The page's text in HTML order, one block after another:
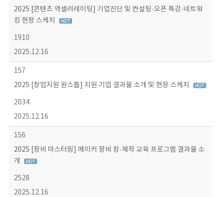
2025 [콘텐츠 액셀러레이팅] 기업진단 및 컨설팅·오픈 특강·네트워
킹 현장 스케치
1910
2025.12.16
157
2025 [창업지원 원스톱] 지원 기업 결과물 소개 및 현장 스케치
2034
2025.12.16
156
2025 [장비 마스터링] 메이커 장비 창·제작 교육 프로그램 결과물 소
개
2528
2025.12.16